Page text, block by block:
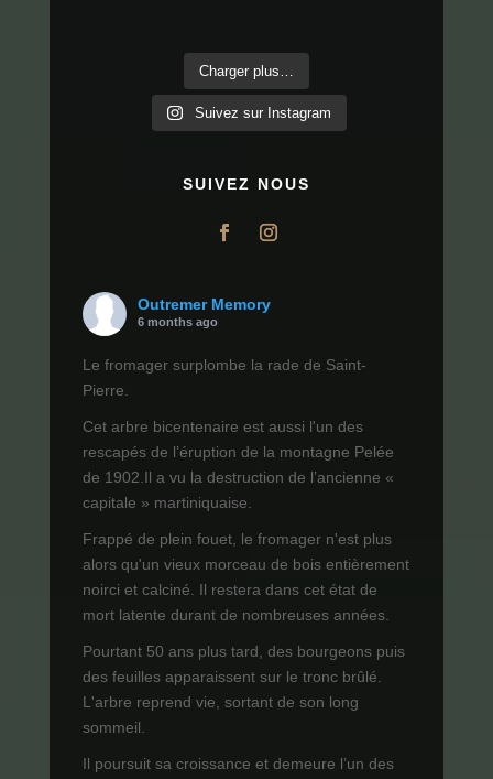
Charger plus…
Suivez sur Instagram
SUIVEZ NOUS
Outremer Memory
6 months ago
Le fromager surplombe la rade de Saint-
Pierre.
Cet arbre bicentenaire est aussi l'un des
rescapés de l’éruption de la montagne Pelée
de 1902.Il a vu la destruction de l’ancienne «
capitale » martiniquaise.
Frappé de plein fouet, le fromager n'est plus
alors qu'un vieux morceau de bois entièrement
noirci et calciné. Il restera dans cet état de
mort latente durant de nombreuses années.
Pourtant 50 ans plus tard, des bourgeons puis
des feuilles apparaissent sur le tronc brûlé.
L'arbre reprend vie, sortant de son long
sommeil.
Il poursuit sa croissance et demeure l’un des